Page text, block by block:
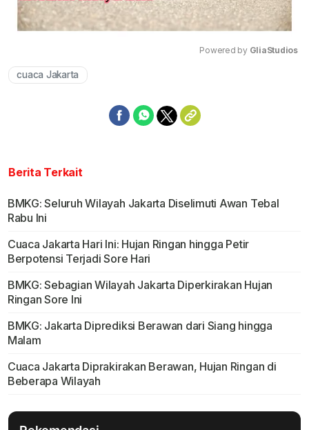
Powered by GliaStudios
cuaca Jakarta
Berita Terkait
BMKG: Seluruh Wilayah Jakarta Diselimuti Awan Tebal
Rabu Ini
Cuaca Jakarta Hari Ini: Hujan Ringan hingga Petir
Berpotensi Terjadi Sore Hari
BMKG: Sebagian Wilayah Jakarta Diperkirakan Hujan
Ringan Sore Ini
BMKG: Jakarta Diprediksi Berawan dari Siang hingga
Malam
Cuaca Jakarta Diprakirakan Berawan, Hujan Ringan di
Beberapa Wilayah